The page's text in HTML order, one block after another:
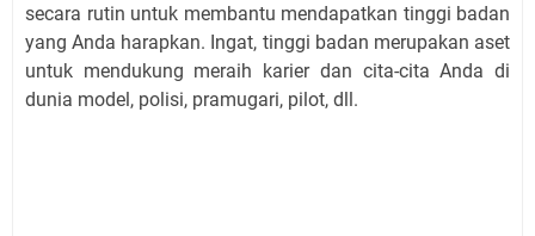
secara rutin untuk membantu mendapatkan tinggi badan
yang Anda harapkan. Ingat, tinggi badan merupakan aset
untuk mendukung meraih karier dan cita-cita Anda di
dunia model, polisi, pramugari, pilot, dll.